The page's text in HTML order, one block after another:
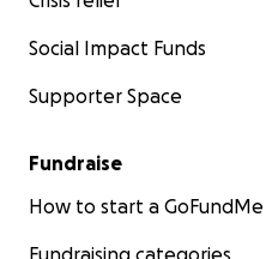
Social Impact Funds
Supporter Space
Fundraise
How to start a GoFundMe
Fundraising categories